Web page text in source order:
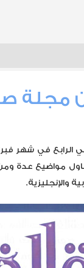
مجلة
صحة الفم رقم 25 والذي
والإنجليزية.